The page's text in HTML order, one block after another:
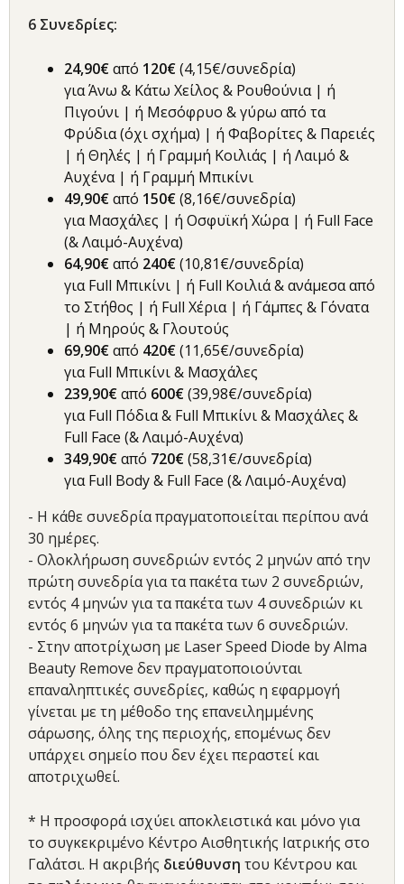
6 Συνεδρίες:
24,90€από 120€(4,15€/συνεδρία)
για Άνω & Κάτω Χείλος & Ρουθούνια | ή
Πιγούνι | ή Μεσόφρυο & γύρω από τα
Φρύδια (όχι σχήμα) | ή Φαβορίτες & Παρειές
| ή Θηλές | ή Γραμμή Κοιλιάς | ή Λαιμό &
Αυχένα | ή Γραμμή Μπικίνι
49,90€από 150€(8,16€/συνεδρία)
για Μασχάλες | ή Οσφυϊκή Χώρα | ή Full Face
(& Λαιμό-Αυχένα)
64,90€από 240€(10,81€/συνεδρία)
για Full Μπικίνι | ή Full Κοιλιά & ανάμεσα από
το Στήθος | ή Full Χέρια | ή Γάμπες & Γόνατα
| ή Μηρούς & Γλουτούς
69,90€από 420€(11,65€/συνεδρία)
για Full Μπικίνι & Μασχάλες
239,90€από 600€(39,98€/συνεδρία)
για Full Πόδια & Full Μπικίνι & Μασχάλες &
Full Face (& Λαιμό-Αυχένα)
349,90€από 720€(58,31€/συνεδρία)
για Full Body & Full Face (& Λαιμό-Αυχένα)
- Η κάθε συνεδρία πραγματοποιείται περίπου ανά
30 ημέρες.
- Ολοκλήρωση συνεδριών εντός 2 μηνών από την
πρώτη συνεδρία για τα πακέτα των 2 συνεδριών,
εντός 4 μηνών για τα πακέτα των 4 συνεδριών κι
εντός 6 μηνών για τα πακέτα των 6 συνεδριών.
- Στην αποτρίχωση με Laser Speed Diode by Alma
Beauty Remove δεν πραγματοποιούνται
επαναληπτικές συνεδρίες, καθώς η εφαρμογή
γίνεται με τη μέθοδο της επανειλημμένης
σάρωσης, όλης της περιοχής, επομένως δεν
υπάρχει σημείο που δεν έχει περαστεί και
αποτριχωθεί.
* Η προσφορά ισχύει αποκλειστικά και μόνο για
το συγκεκριμένο Κέντρο Αισθητικής Ιατρικής στο
Γαλάτσι. Η ακριβής διεύθυνση του Κέντρου και